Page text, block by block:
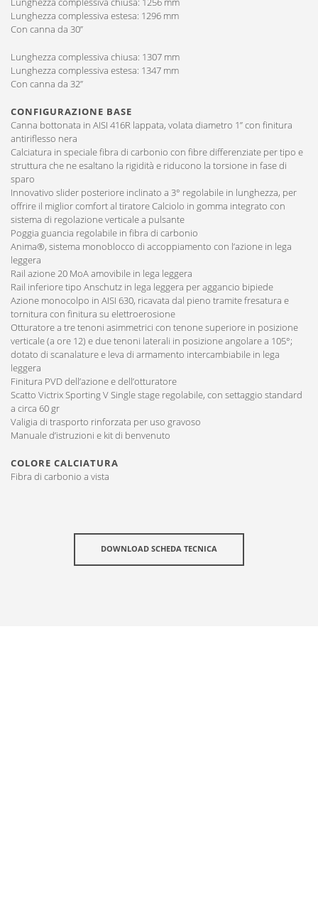
Lunghezza complessiva estesa: 1296 mm
Con canna da 30”
Lunghezza complessiva chiusa: 1307 mm
Lunghezza complessiva estesa: 1347 mm
Con canna da 32”
CONFIGURAZIONE BASE
Canna bottonata in AISI 416R lappata, volata diametro 1” con finitura
antiriflesso nera
Calciatura in speciale fibra di carbonio con fibre differenziate per tipo e
struttura che ne esaltano la rigidità e riducono la torsione in fase di
sparo
Innovativo slider posteriore inclinato a 3° regolabile in lunghezza, per
offrire il miglior comfort al tiratore Calciolo in gomma integrato con
sistema di regolazione verticale a pulsante
Poggia guancia regolabile in fibra di carbonio
Anima®, sistema monoblocco di accoppiamento con l’azione in lega
leggera
Rail azione 20 MoA amovibile in lega leggera
Rail inferiore tipo Anschutz in lega leggera per aggancio bipiede
Azione monocolpo in AISI 630, ricavata dal pieno tramite fresatura e
tornitura con finitura su elettroerosione
Otturatore a tre tenoni asimmetrici con tenone superiore in posizione
verticale (a ore 12) e due tenoni laterali in posizione angolare a 105°;
dotato di scanalature e leva di armamento intercambiabile in lega
leggera
Finitura PVD dell’azione e dell’otturatore
Scatto Victrix Sporting V Single stage regolabile, con settaggio standard
a circa 60 gr
Valigia di trasporto rinforzata per uso gravoso
Manuale d’istruzioni e kit di benvenuto
COLORE CALCIATURA
Fibra di carbonio a vista
DOWNLOAD SCHEDA TECNICA